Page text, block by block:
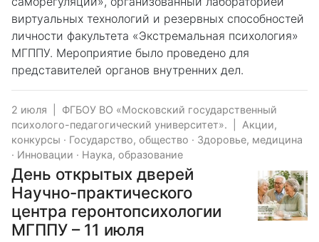
виртуальных технологий и резервных способностей
личности факультета «Экстремальная психология»
МГППУ. Мероприятие было проведено для
представителей органов внутренних дел.
2 июля
ФГБОУ ВО «Московский государственный
психолого-педагогический университет».
Акции,
конкурсы · Государство, общество · Здоровье, медицина
· Инновации · Наука, образование
День открытых дверей
Научно-практического
центра геронтопсихологии
МГППУ – 11 июля